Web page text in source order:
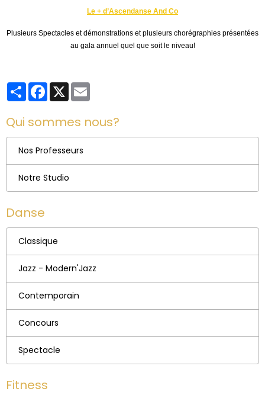
Le + d’Ascendanse And Co
Plusieurs Spectacles et démonstrations et plusieurs chorégraphies présentées
au gala annuel quel que soit le niveau!
PartagerFacebook
X
Qui sommes nous?
Nos Professeurs
Notre Studio
Danse
Classique
Jazz - Modern'Jazz
Contemporain
Concours
Spectacle
Fitness